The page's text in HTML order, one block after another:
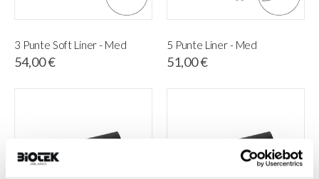
3 Punte Soft Liner - Med
54,00 €
5 Punte Liner - Med
51,00 €